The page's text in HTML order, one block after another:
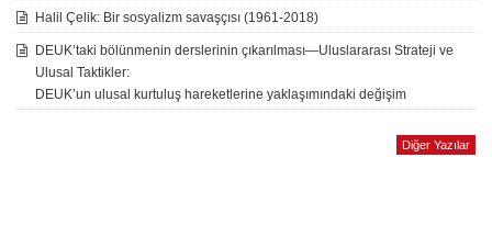
Halil Çelik: Bir sosyalizm savaşçısı (1961-2018)
DEUK’taki bölünmenin derslerinin çıkarılması—Uluslararası Strateji ve
Ulusal Taktikler:
DEUK’un ulusal kurtuluş hareketlerine yaklaşımındaki değişim
Diğer Yazılar